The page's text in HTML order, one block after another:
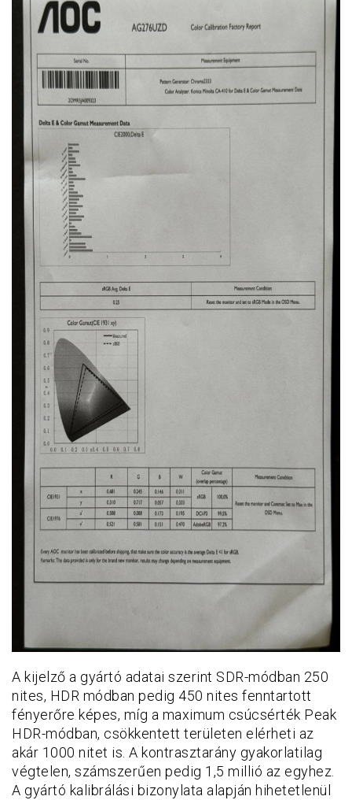
A kijelző a gyártó adatai szerint SDR-módban 250
nites, HDR módban pedig 450 nites fenntartott
fényerőre képes, míg a maximum csúcsérték Peak
HDR-módban, csökkentett területen elérheti az
akár 1000 nitet is. A kontrasztarány gyakorlatilag
végtelen, számszerűen pedig 1,5 millió az egyhez.
A gyártó kalibrálási bizonylata alapján hihetetlenül